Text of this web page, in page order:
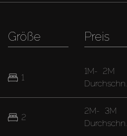
Größe
1
2
Preis
1M- 2M
Durchschn.
2M- 3M
Durchschn.